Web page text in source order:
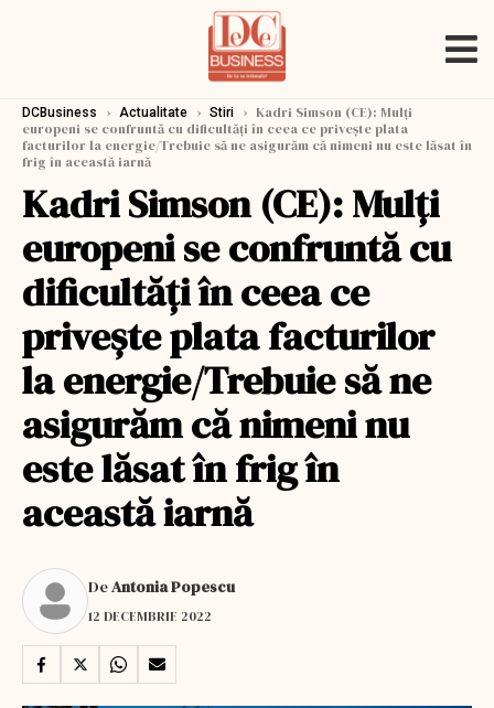
DCBusiness › Actualitate › Stiri › Kadri Simson (CE): Mulţi
europeni se confruntă cu dificultăţi în ceea ce priveşte plata
facturilor la energie/Trebuie să ne asigurăm că nimeni nu este lăsat în
frig în această iarnă
Kadri Simson (CE): Mulţi
europeni se confruntă cu
dificultăţi în ceea ce
priveşte plata facturilor
la energie/Trebuie să ne
asigurăm că nimeni nu
este lăsat în frig în
această iarnă
DeAntonia Popescu
12 DECEMBRIE 2022